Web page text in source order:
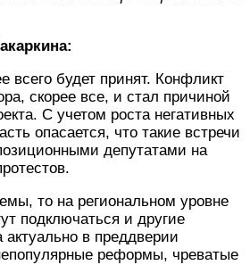
всего будет принят. Конфликт
скорее все, и стал причиной
С учетом роста негативных
опасается, что такие встречи
депутатами на
то на региональном уровне
подключаться и другие
в преддверии
реформы, чреватые